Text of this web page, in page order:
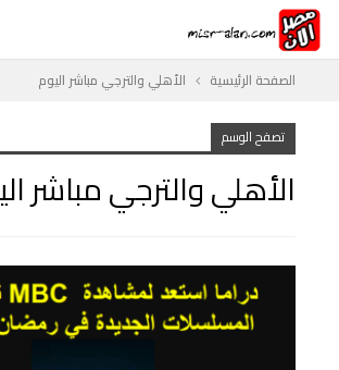
الصفحة الرئيسية الأهلي والترجي مباشر اليوم
تصفح الوسم
الأهلي والترجي مباشر